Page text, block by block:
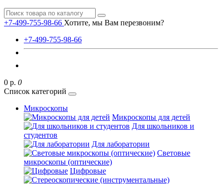
+7-499-755-98-66 Хотите, мы Вам перезвоним?
+7-499-755-98-66
0 р. 0
Список категорий
Микроскопы
Микроскопы для детей
Для школьников и
студентов
Для лаборатории
Световые
микроскопы (оптические)
Цифровые